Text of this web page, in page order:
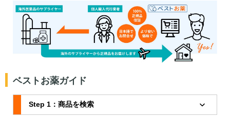
さい。
１．医薬品・医薬部外品の輸入：（用法・用量から推測し
て）2ヶ月分以内
２．毒薬・劇薬・処方薬の輸入：（用法・用量から推測し
て）1ヶ月分以内
で）1品目につき24個以内
詳細については厚生労働省のホームページでご確認くださ
い。
って、30日ほどかかる場合もございます。）
CBD製品は日本国内の正規サプライヤーからの発送ですの
で、5営業日ほどかかります。
イギリスからの発送商品は、3週間ほどかかります。
国際速達便をご利用の場合、7～9営業日かかります。
シンガポールからの発送となります。
（日本・シンガポールの祝日が重なったり、税関の混雑具
合によって、14日ほどかかる場合もございます。）
ベストお薬ガイド
Step 1：商品を検索